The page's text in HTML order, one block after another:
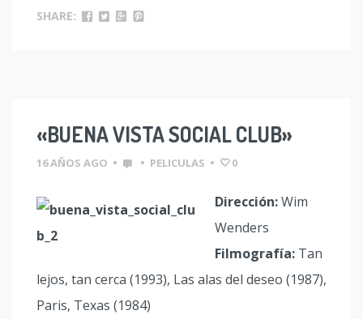
SHARE:
«BUENA VISTA SOCIAL CLUB»
16 AÑOS AGO • • PELICULAS • 0
Dirección:Wim
Wenders
Filmografía: Tan
lejos, tan cerca (1993), Las alas del deseo (1987),
Paris, Texas (1984)